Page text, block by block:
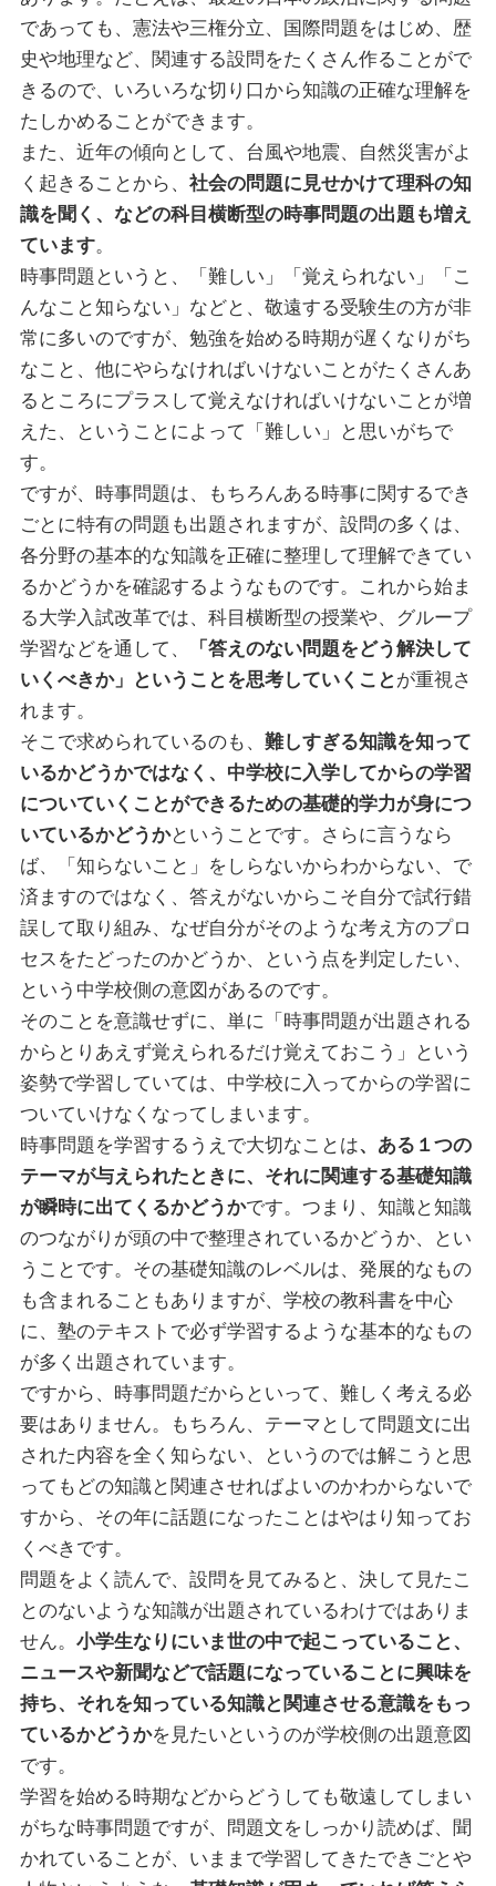
であっても、憲法や三権分立、国際問題をはじめ、歴
史や地理など、関連する設問をたくさん作ることがで
きるので、いろいろな切り口から知識の正確な理解を
たしかめることができます。
また、近年の傾向として、台風や地震、自然災害がよ
く起きることから、 社会の問題に見せかけて理科の知
識を聞く、などの科目横断型の時事問題の出題も増え
ています。
時事問題というと、「難しい」「覚えられない」「こ
んなこと知らない」などと、敬遠する受験生の方が非
常に多いのですが、勉強を始める時期が遅くなりがち
なこと、他にやらなければいけないことがたくさんあ
るところにプラスして覚えなければいけないことが増
えた、ということによって「難しい」と思いがちで
す。
ですが、時事問題は、もちろんある時事に関するでき
ごとに特有の問題も出題されますが、設問の多くは、
各分野の基本的な知識を正確に整理して理解できてい
るかどうかを確認するようなものです。これから始ま
る大学入試改革では、科目横断型の授業や、グループ
学習などを通して、
「答えのない問題をどう解決して
いくべきか」ということを思考していくこと が重視さ
れます。
そこで求められているのも、 難しすぎる知識を知って
いるかどうかではなく、中学校に入学してからの学習
についていくことができるための基礎的学力が身につ
いているかどうかということです。さらに言うなら
ば、「知らないこと」をしらないからわからない、で
済ますのではなく、答えがないからこそ自分で試行錯
誤して取り組み、なぜ自分がそのような考え方のプロ
セスをたどったのかどうか、という点を判定したい、
という中学校側の意図があるのです。
そのことを意識せずに、単に「時事問題が出題される
からとりあえず覚えられるだけ覚えておこう」という
姿勢で学習していては、中学校に入ってからの学習に
ついていけなくなってしまいます。
時事問題を学習するうえで大切なことは、ある１つの
テーマが与えられたときに、それに関連する基礎知識
が瞬時に出てくるかどうかです。つまり、知識と知識
のつながりが頭の中で整理されているかどうか、とい
うことです。その基礎知識のレベルは、発展的なもの
も含まれることもありますが、学校の教科書を中心
に、塾のテキストで必ず学習するような基本的なもの
が多く出題されています。
ですから、時事問題だからといって、難しく考える必
要はありません。もちろん、テーマとして問題文に出
された内容を全く知らない、というのでは解こうと思
ってもどの知識と関連させればよいのかわからないで
すから、その年に話題になったことはやはり知ってお
くべきです。
問題をよく読んで、設問を見てみると、決して見たこ
とのないような知識が出題されているわけではありま
せん。 小学生なりにいま世の中で起こっていること、
ニュースや新聞などで話題になっていることに興味を
持ち、それを知っている知識と関連させる意識をもっ
ているかどうかを見たいというのが学校側の出題意図
です。
学習を始める時期などからどうしても敬遠してしまい
がちな時事問題ですが、問題文をしっかり読めば、聞
かれていることが、いままで学習してきたできごとや